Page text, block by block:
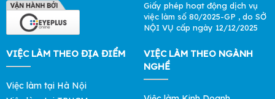
Giấy phép hoạt động dịch vụ
việc làm số 80/2025-GP , do SỞ
NỘI VỤ cấp ngày 12/12/2025
VIỆC LÀM THEO ĐỊA ĐIỂM
Việc làm tại Hà Nội
VIỆC LÀM THEO NGÀNH
NGHỀ